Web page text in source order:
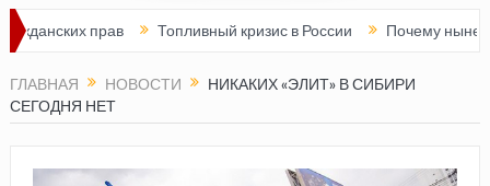
прав Топливный кризис в России Почему нынешняя
ГЛАВНАЯ НОВОСТИ
НИКАКИХ «ЭЛИТ» В СИБИРИ
СЕГОДНЯ НЕТ